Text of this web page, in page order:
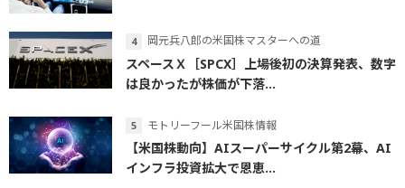
岡元兵八郎の米国株マスターへの道
スペースＸ［SPCX］上場後初の決算発表、数字
は良かったが株価が下落...
モトリーフール米国株情報
【米国株動向】AIスーパーサイクル第2幕、AI
インフラ投資拡大で恩恵...